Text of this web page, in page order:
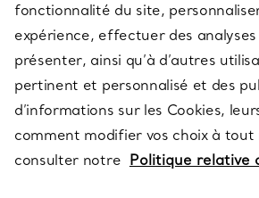
À PROPOS
QUESTIONS LÉGALES
SUIVEZ-NOUS
fonctionnalité du site,
expérience, effectuer des
présenter, ainsi qu’à d’autres
pertinent et personnalisé et des
d’informations sur les Cookies,
comment modifier vos choix à tout
consulter notre Politique relative